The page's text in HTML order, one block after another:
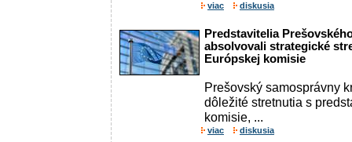
viac diskusia
Predstavitelia
absolvovali strategické
Európskej komisie
Prešovský samosprávny
dôležité stretnutia s
komisie, ...
viac diskusia